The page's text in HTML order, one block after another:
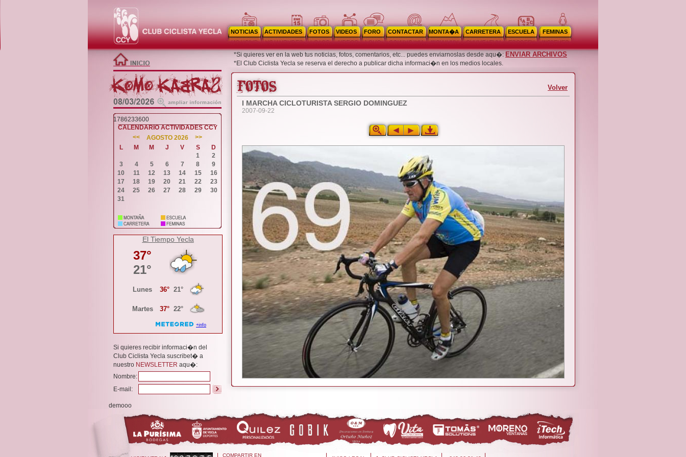
NOTICIAS ACTIVIDADES FOTOS VIDEOS FORO CONTACTAR MONTA�A CARRETERA ESCUELA FEMINAS
*Si quieres ver en la web tus noticias, fotos, comentarios, etc... puedes enviarnoslas desde aqu�: ENVIAR ARCHIVOS
*El Club Ciclista Yecla se reserva el derecho a publicar dicha informaci�n en los medios locales.
1786233600
CALENDARIO ACTIVIDADES CCY
<<
AGOSTO 2026
>>
L
M M J V S
D
1
2
3
4 5 6 7 8
9
10
11 12 13 14 15
16
17
18 19 20 21 22
23
24
25 26 27 28 29
30
31
El Tiempo Yecla
Si quieres recibir informaci�n del
Club Ciclista Yecla suscribet� a
nuestro NEWSLETTER aqu�:
Nombre:
E-mail:
demooo
Volver
I MARCHA CICLOTURISTA SERGIO DOMINGUEZ
2007-09-22
COMPARTIR EN